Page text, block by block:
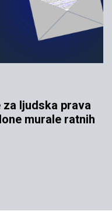
za ljudska prava
murale ratnih